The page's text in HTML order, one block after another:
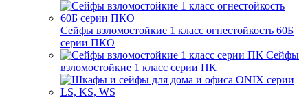
Сейфы взломостойкие 1 класс огнестойкость 60Б
серии ПКО
Сейфы
взломостойкие 1 класс серии ПК